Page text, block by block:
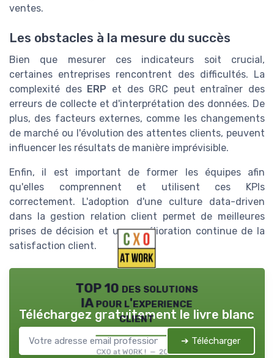
ventes.
Les obstacles à la mesure du succès
Bien que mesurer ces indicateurs soit crucial,
certaines entreprises rencontrent des difficultés. La
complexité des ERP et des GRC peut entraîner des
erreurs de collecte et d'interprétation des données. De
plus, des facteurs externes, comme les changements
de marché ou l'évolution des attentes clients, peuvent
influencer les résultats de manière imprévisible.
Enfin, il est important de former les équipes afin
qu'elles comprennent et utilisent ces KPIs
correctement. L'adoption d'une culture data-driven
dans la gestion relation client permet de meilleures
prises de décision et une amélioration continue de la
satisfaction client.
TOP 10 des solutions
IA pour l'experience
client
CXO at WORK ! — 2026
Téléchargez gratuitement le livre blanc
➔ Télécharger